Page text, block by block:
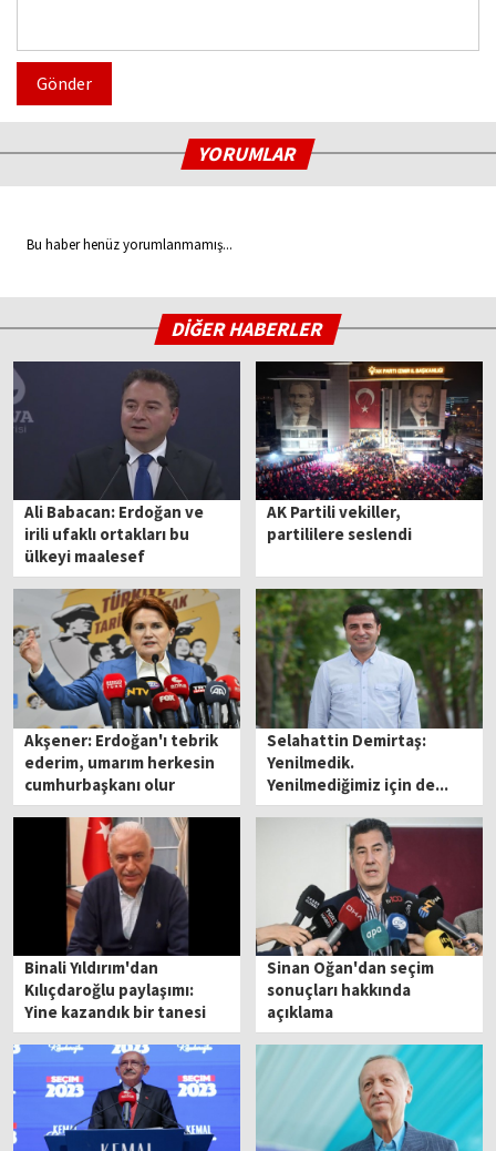
Gönder
YORUMLAR
Bu haber henüz yorumlanmamış...
DİĞER HABERLER
Ali Babacan: Erdoğan ve
irili ufaklı ortakları bu
ülkeyi maalesef
yönetemeyecek
AK Partili vekiller,
partililere seslendi
Akşener: Erdoğan'ı tebrik
ederim, umarım herkesin
cumhurbaşkanı olur
Selahattin Demirtaş:
Yenilmedik.
Yenilmediğimiz için de...
Binali Yıldırım'dan
Kılıçdaroğlu paylaşımı:
Yine kazandık bir tanesi
Sinan Oğan'dan seçim
sonuçları hakkında
açıklama